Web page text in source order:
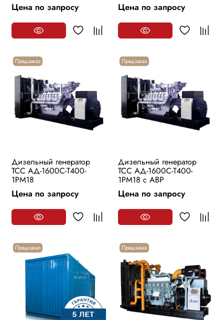
Цена по запросу Цена по запросу
Предзаказ
Дизельный генератор
ТСС АД-1600С-Т400-
1РМ18
Цена по запросу
Предзаказ
Дизельный генератор
ТСС АД-1600С-Т400-
1РМ18 с АВР
Цена по запросу
Предзаказ Предзаказ